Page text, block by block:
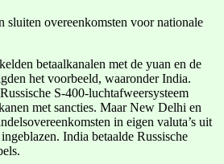
sluiten overeenkomsten voor nationale
betaalkanalen met de yuan en de
het voorbeeld, waaronder India.
S-400-luchtafweersysteem
met sancties. Maar New Delhi en
in eigen valuta’s uit
India betaalde Russische